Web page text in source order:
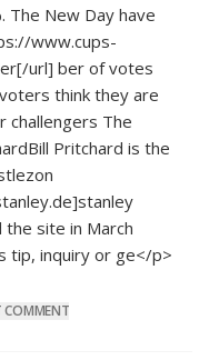
The New Day have
www.cups-
url] ber of votes
think they are
challengers The
Pritchard is the
site in March
tip, inquiry or ge</p>
COMMENT